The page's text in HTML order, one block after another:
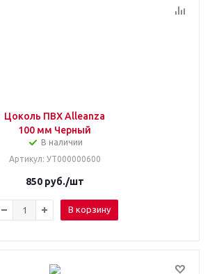
Цоколь ПВХ Alleanza
100 мм Черный
В наличии
Артикул: УТ000000600
850руб./шт
В корзину